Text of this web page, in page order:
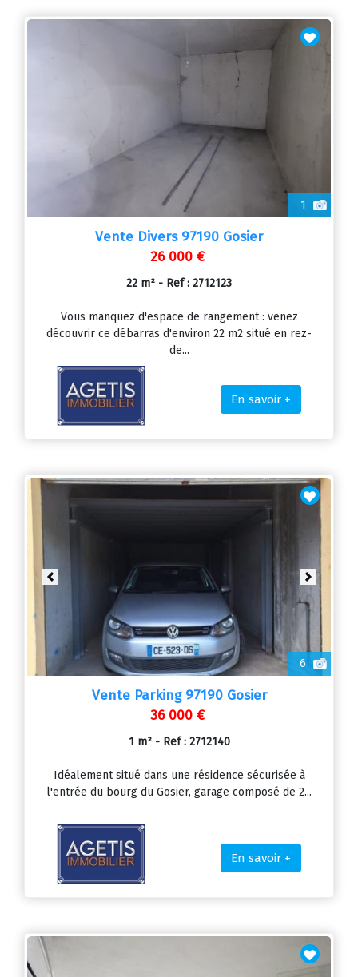
1
Vente Divers 97190 Gosier
26 000 €
22 m² - Ref : 2712123
Vous manquez d'espace de rangement : venez
découvrir ce débarras d'environ 22 m2 situé en rez-
de...
En savoir +
6
Previous Next
Vente Parking 97190 Gosier
36 000 €
1 m² - Ref : 2712140
Idéalement situé dans une résidence sécurisée à
l'entrée du bourg du Gosier, garage composé de 2...
En savoir +